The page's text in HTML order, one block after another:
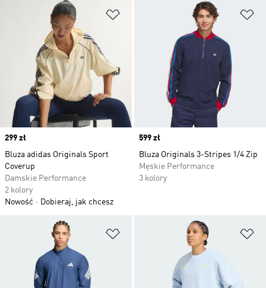
Dodaj do listy życzeń
Price
299 zł
Bluza adidas Originals Sport
Coverup
Damskie Performance
2 kolory
Nowość
Dobieraj, jak chcesz
Price
599 zł
Bluza Originals 3-Stripes 1/4 Zip
Męskie Performance
3 kolory
Dodaj do listy życzeń